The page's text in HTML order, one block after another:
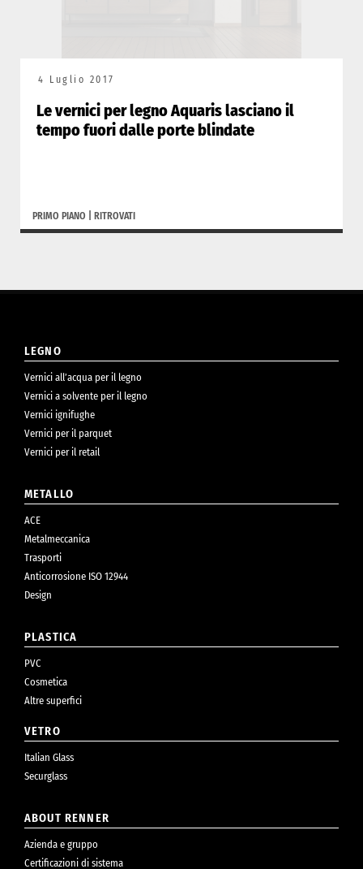
4 Luglio 2017
Le vernici per legno Aquaris lasciano il
tempo fuori dalle porte blindate
PRIMO PIANO RITROVATI
LEGNO
Vernici all’acqua per il legno
Vernici a solvente per il legno
Vernici ignifughe
Vernici per il parquet
Vernici per il retail
METALLO
ACE
Metalmeccanica
Trasporti
Anticorrosione ISO 12944
Design
PLASTICA
PVC
Cosmetica
Altre superfici
VETRO
Italian Glass
Securglass
ABOUT RENNER
Azienda e gruppo
Certificazioni di sistema